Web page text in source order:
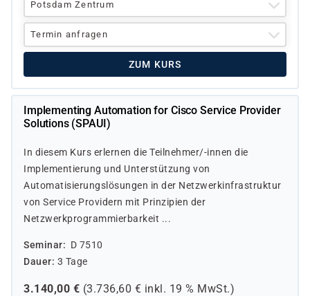
Potsdam Zentrum
Termin anfragen
ZUM KURS
Implementing Automation for Cisco Service Provider
Solutions (SPAUI)
In diesem Kurs erlernen die Teilnehmer/-innen die
Implementierung und Unterstützung von
Automatisierungslösungen in der Netzwerkinfrastruktur
von Service Providern mit Prinzipien der
Netzwerkprogrammierbarkeit ...
Seminar
D 7510
Dauer 3 Tage
3.140,00 € (3.736,60 € inkl. 19 % MwSt.)